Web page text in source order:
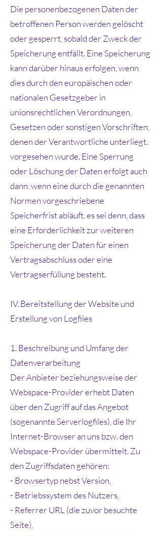
Die personenbezogenen Daten der
betroffenen Person werden gelöscht
oder gesperrt, sobald der Zweck der
Speicherung entfällt. Eine Speicherung
kann darüber hinaus erfolgen, wenn
dies durch den europäischen oder
nationalen Gesetzgeber in
unionsrechtlichen Verordnungen,
Gesetzen oder sonstigen Vorschriften,
denen der Verantwortliche unterliegt,
vorgesehen wurde. Eine Sperrung
oder Löschung der Daten erfolgt auch
dann, wenn eine durch die genannten
Normen vorgeschriebene
Speicherfrist abläuft, es sei denn, dass
eine Erforderlichkeit zur weiteren
Speicherung der Daten für einen
Vertragsabschluss oder eine
Vertragserfüllung besteht.
IV. Bereitstellung der Website und
Erstellung von Logfiles
1. Beschreibung und Umfang der
Datenverarbeitung
Der Anbieter beziehungsweise der
Webspace-Provider erhebt Daten
über den Zugriff auf das Angebot
(sogenannte Serverlogfiles), die Ihr
Internet-Browser an uns bzw. den
Webspace-Provider übermittelt. Zu
den Zugriffsdaten gehören:
- Browsertyp nebst Version,
- Betriebssystem des Nutzers,
- Referrer URL (die zuvor besuchte
Seite),